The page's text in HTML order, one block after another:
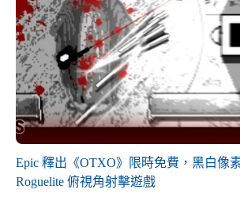
Epic 釋出《OTXO》限時免費，黑白像
Roguelite 俯視角射擊遊戲